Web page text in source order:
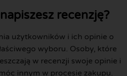
recenzję?
użytkowników i ich opinie o
wyboru. Osoby, które
w recenzji swoje opinie i
innym w procesie zakupu.